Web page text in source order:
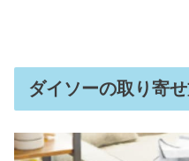
ダイソーの取り寄